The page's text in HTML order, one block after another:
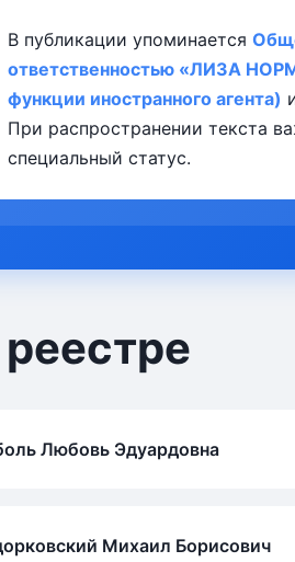
В публикации упоминается
ответственностью «ЛИЗА
функции иностранного агента)
При распространении текста
специальный статус.
Любовь Эдуардовна
Михаил Борисович